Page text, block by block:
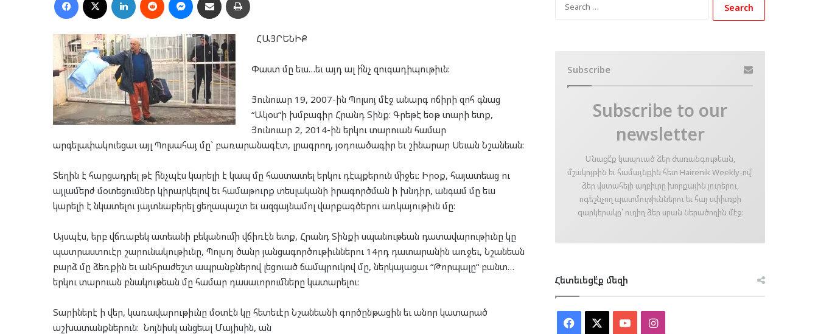
ՀԱՅՐԵՆԻՔ
Փաստ մը եւս…եւ այդ ալ ի՜նչ զուգադիպութիւն:
Յունուար 19, 2007-ին Պոլսոյ մէջ անարգ ոճիրի զոհ գնաց
“Ակօս“ի խմբագիր Հրանդ Տինք: Գրեթէ եօթ տարի ետք,
Յունուար 2, 2014-ին երկու տարուան համար
արգելափակուեցաւ այլ Պոլսահայ մը` բառարանագէտ, լրագրող, յօդուածագիր եւ շինարար Սեւան Նշանեան:
Տեղին է հարցադրել թէ ի՞նչպէս կարելի է կապ մը հաստատել երկու դէպքերուն միջեւ: Իրօք, հայատեաց ու
այլամերժ մօտեցումներ կիրարկելով եւ համաթուրք տեսլականի իրագործման ի խնդիր, անգամ մը եւս
կարելի է նկատելու յայտնաբերել ցեղապաշտ եւ ազգայնամոլ վարքագծերու առկայութիւն մը:
Այսպէս, երբ վճռաբեկ ատեանի բեկանումի վճիռէն ետք, Հրանդ Տինքի սպանութեան դատավարութիւնը կը
պատրաստուէր շարունակութիւնը, Պոլսոյ ծանր յանցագործութիւններու 14րդ դատարանին առջեւ, Նշանեան
բարձ մը ձեռքին եւ անհրաժեշտ ապրանքներով լեցուած ճամպրուկով մը, ներկայացաւ “Թորպալը“ բանտ…
երկու տարուան բնակութեան մը համար դասաւորումները կատարելու:
Տարիներէ ի վեր, կառավարութիւնը մօտէն կը հետեւէր Նշանեանի գործընթացին եւ անոր կատարած
աշխատանքներուն: Նոյնիսկ անցեալ Մայիսին, ան
Subscribe
Subscribe to our
newsletter
Մնացէ՛ք կապուած ձեր ժառանգութեան,
մշակոյթին եւ համայնքին հետ Hairenik Weekly-ով՝
ձեր վստահելի աղբիւրը խորքային լուրերու,
ոգեշնչող պատմութիւններու եւ հայ սփիւռքի
զարկերակը՝ ուղիղ ձեր սրան ներածողին մէջ։
Հետեւեցէ՛ք մեզի
Facebook YouTubeInstagram